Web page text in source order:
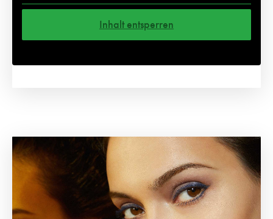
Inhalt entsperren